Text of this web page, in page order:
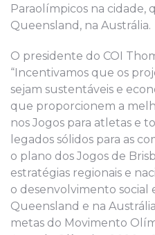
Paraolímpicos na cidade,
Queensland, na Austrália.
O presidente do COI
“Incentivamos que os
sejam sustentáveis ​​e
que proporcionem a
nos Jogos para atletas e
legados sólidos para as
o plano dos Jogos de
estratégias regionais e
o desenvolvimento social
Queensland e na
metas do Movimento